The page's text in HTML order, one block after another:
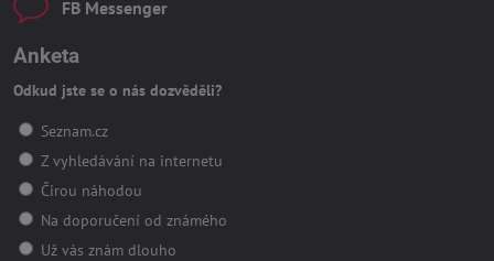
FB Messenger
Anketa
Odkud jste se o nás dozvěděli?
Seznam.cz
Z vyhledávání na internetu
Čirou náhodou
Na doporučení od známého
Už vás znám dlouho